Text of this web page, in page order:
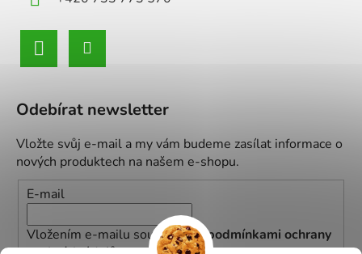
Odebírat newsletter
Vložte svůj e-mail a my vám budeme zasílat informace o
nových produktech na našem e-shopu.
E-mail
Vložením e-mailu souhlasíte spodmínkami ochrany